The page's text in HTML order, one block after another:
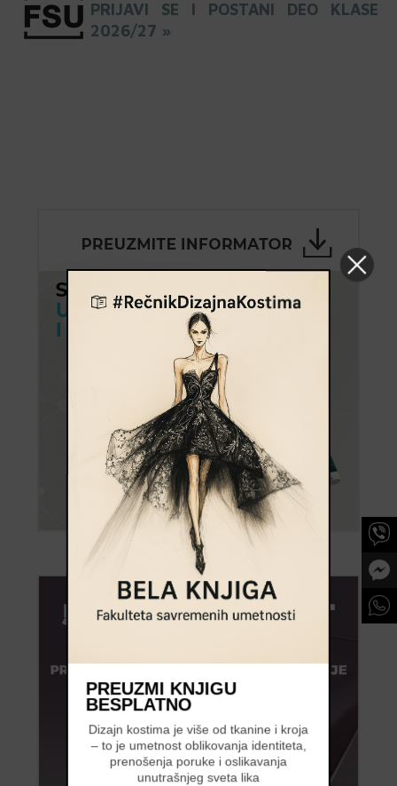
PRIJAVI SE I POSTANI DEO KLASE
2026/27 »
PREUZMI KNJIGU
BESPLATNO
Dizajn kostima je više od tkanine i kroja
– to je umetnost oblikovanja identiteta,
prenošenja poruke i oslikavanja
unutrašnjeg sveta lika